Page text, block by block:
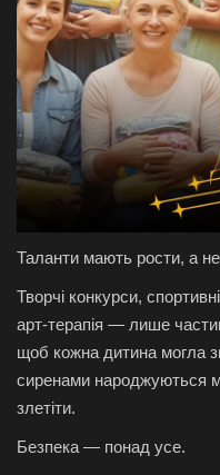
Таланти мають рости, а не
Творчі конкурси,
арт-терапія — лише
щоб кожна дитина могла
сиренами народжуються
злетіти.
Безпека — понад усе.